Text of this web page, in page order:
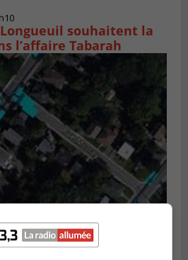
souhaitent la
l’affaire Tabarah